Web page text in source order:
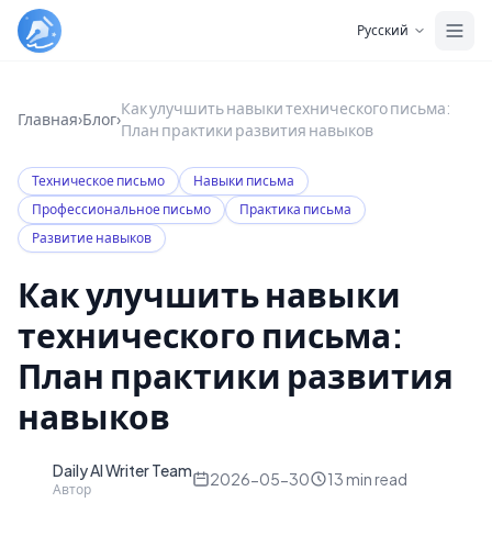
Русский
Главная›Блог›
Как улучшить навыки технического письма:
План практики развития навыков
Техническое письмо
Навыки письма
Профессиональное письмо
Практика письма
Развитие навыков
Как улучшить навыки
технического письма:
План практики развития
навыков
Daily AI Writer Team
Автор
2026-05-30 13 min read